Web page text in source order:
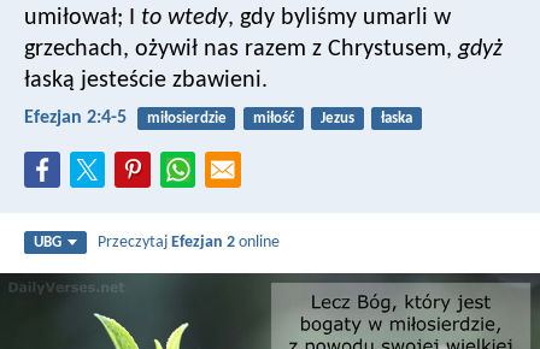
umiłował; I to wtedy, gdy byliśmy umarli w
grzechach, ożywił nas razem z Chrystusem, gdyż
łaską jesteście zbawieni.
Efezjan 2:4-5 miłosierdzie miłość Jezus łaska
UBG PrzeczytajEfezjan 2 online